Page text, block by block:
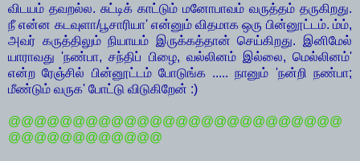
விடயம் தவறல்ல. சுட்டிக் காட்டும் மனோபாவம் வருத்தம் தருகிறது.
நீ என்ன கடவுளா/பூசாரியா' என்னும் விதமாக ஒரு பின்னூட்டம். ம்ம்,
அவர் கருத்திலும் நியாயம் இருக்கத்தான் செய்கிறது. இனிமேல்
யாராவது 'நண்பா, சந்திப் பிழை, வல்லினம் இல்லை, மெல்லினம்'
என்ற ரேஞ்சில் பின்னூட்டம் போடுங்க ..... நானும் 'நன்றி நண்பா;
மீண்டும் வருக' போட்டு விடுகிறேன் :)
@@@@@@@@@@@@@@@@@@@@@@@@@@
@@@@@@@@@@@@